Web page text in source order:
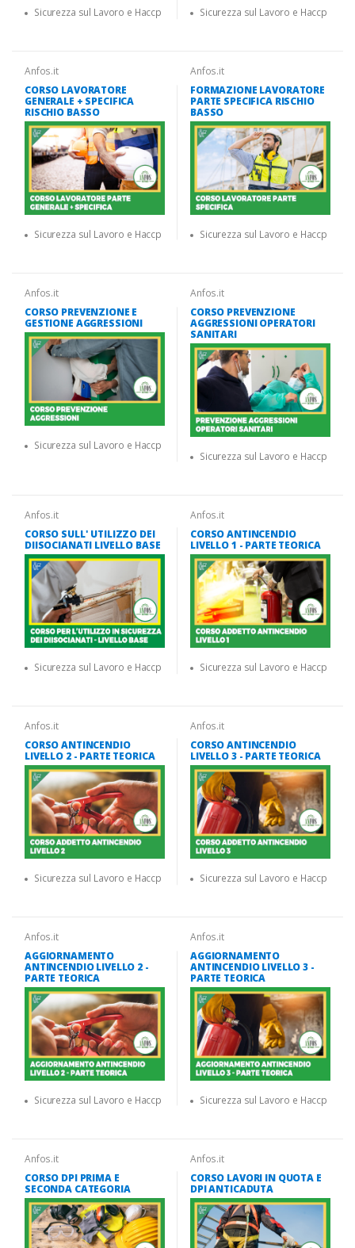
Sicurezza sul Lavoro e Haccp Sicurezza sul Lavoro e Haccp
Anfos.it
CORSO LAVORATORE
GENERALE + SPECIFICA
RISCHIO BASSO
Sicurezza sul Lavoro e Haccp
Anfos.it
FORMAZIONE LAVORATORE
PARTE SPECIFICA RISCHIO
BASSO
Sicurezza sul Lavoro e Haccp
Anfos.it
CORSO PREVENZIONE E
GESTIONE AGGRESSIONI
Sicurezza sul Lavoro e Haccp
Anfos.it
CORSO PREVENZIONE
AGGRESSIONI OPERATORI
SANITARI
Sicurezza sul Lavoro e Haccp
Anfos.it
CORSO SULL' UTILIZZO DEI
DIISOCIANATI LIVELLO BASE
Sicurezza sul Lavoro e Haccp
Anfos.it
CORSO ANTINCENDIO
LIVELLO 1 - PARTE TEORICA
Sicurezza sul Lavoro e Haccp
Anfos.it
CORSO ANTINCENDIO
LIVELLO 2 - PARTE TEORICA
Sicurezza sul Lavoro e Haccp
Anfos.it
CORSO ANTINCENDIO
LIVELLO 3 - PARTE TEORICA
Sicurezza sul Lavoro e Haccp
Anfos.it
AGGIORNAMENTO
ANTINCENDIO LIVELLO 2 -
PARTE TEORICA
Sicurezza sul Lavoro e Haccp
Anfos.it
AGGIORNAMENTO
ANTINCENDIO LIVELLO 3 -
PARTE TEORICA
Sicurezza sul Lavoro e Haccp
Anfos.it
CORSO DPI PRIMA E
SECONDA CATEGORIA
Anfos.it
CORSO LAVORI IN QUOTA E
DPI ANTICADUTA